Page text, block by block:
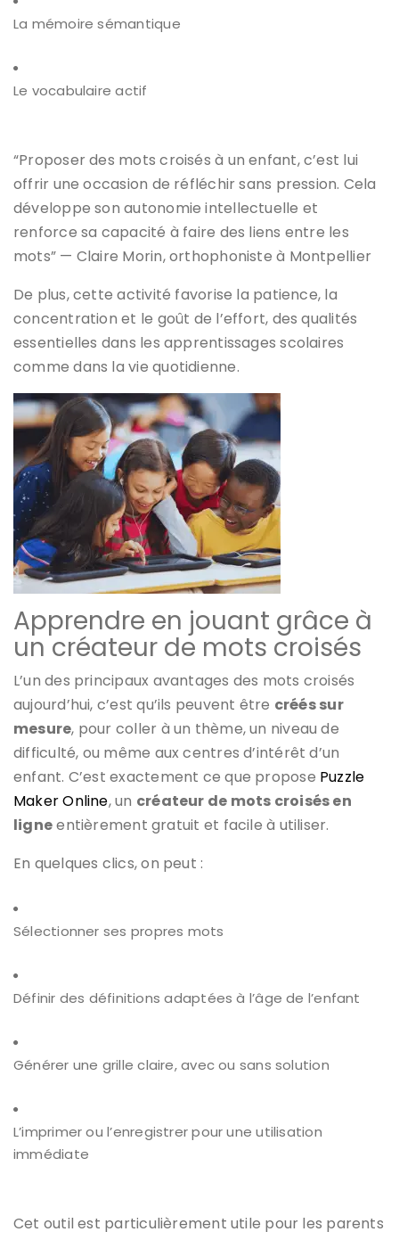
La mémoire sémantique
Le vocabulaire actif
“Proposer des mots croisés à un enfant, c’est lui
offrir une occasion de réfléchir sans pression. Cela
développe son autonomie intellectuelle et
renforce sa capacité à faire des liens entre les
mots” — Claire Morin, orthophoniste à Montpellier
De plus, cette activité favorise la patience, la
concentration et le goût de l’effort, des qualités
essentielles dans les apprentissages scolaires
comme dans la vie quotidienne.
Apprendre en jouant grâce à
un créateur de mots croisés
L’un des principaux avantages des mots croisés
aujourd’hui, c’est qu’ils peuvent être créés sur
mesure, pour coller à un thème, un niveau de
difficulté, ou même aux centres d’intérêt d’un
enfant. C’est exactement ce que propose Puzzle
Maker Online, un créateur de mots croisés en
ligneentièrement gratuit et facile à utiliser.
En quelques clics, on peut :
Sélectionner ses propres mots
Définir des définitions adaptées à l’âge de l’enfant
Générer une grille claire, avec ou sans solution
L’imprimer ou l’enregistrer pour une utilisation
immédiate
Cet outil est particulièrement utile pour les parents